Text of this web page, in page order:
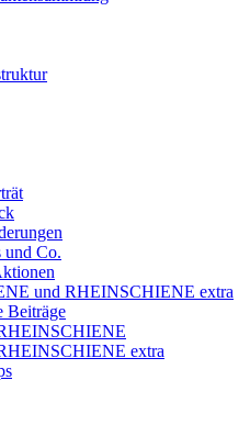
und Co.
und RHEINSCHIENE extra
Beiträge
extra